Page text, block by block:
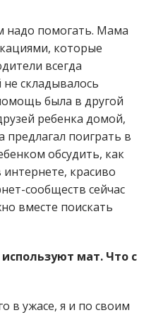
надо помогать. Мама
которые
всегда
складывалось
была в другой
ребенка домой,
предлагал поиграть в
обсудить, как
красиво
сообществ сейчас
вместе поискать
мат. Что с
в ужасе, я и по своим